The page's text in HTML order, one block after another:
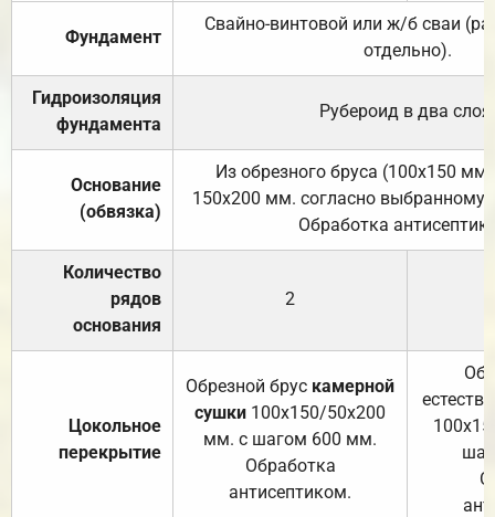
Фундамент
Свайно-винтовой или ж/б сваи
отдельно).
Гидроизоляция
фундамента
Рубероид в два слоя.
Основание
(обвязка)
Из обрезного бруса (100х150
150х200 мм. согласно выбранному
Обработка
Количество
рядов
основания
2
Цокольное
перекрытие
Обрезной брус камерной
сушки 100х150/50х200
мм. с шагом 600 мм.
Обработка
антисептиком.